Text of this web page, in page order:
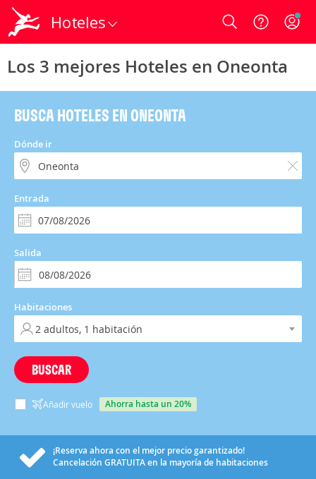
Hoteles Login
Los 3 mejores Hoteles en Oneonta
BUSCA HOTELES EN ONEONTA
Dónde ir
Entrada
Salida
Habitaciones
BUSCAR
Añadir vuelo ahorra hasta un 20%
¡Reserva ahora con el mejor precio garantizado!
Cancelación GRATUITAen la mayoría de habitaciones